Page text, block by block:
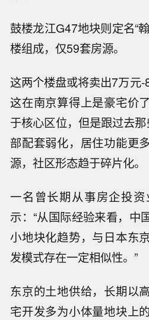
鼓楼龙江G47地块则定名“
楼组成，仅59套房源。
这两个楼盘或将卖出7万元-
这在南京算得上是豪宅价
于核心区位，但是跟过去那
部配套弱化，居住功能更
源，社区形态趋于碎片化。
一名曾长期从事房企投
示：“从国际经验来看，中
小地块化趋势，与日本东
发模式存在一定相似性。”
东京的土地供给，长期以
宅开发多为小体量地块上